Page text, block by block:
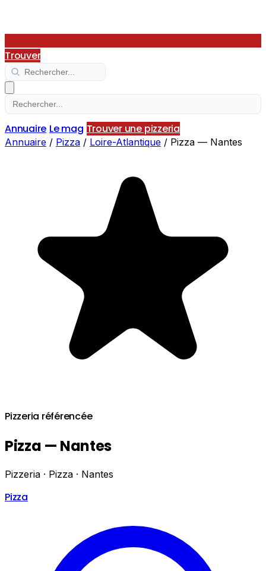
Trouver
Annuaire Le mag Trouver une pizzeria
Annuaire / Pizza / Loire-Atlantique / Pizza — Nantes
Pizzeria référencée
Pizza — Nantes
Pizzeria · Pizza · Nantes
Pizza